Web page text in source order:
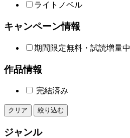
ライトノベル
キャンペーン情報
期間限定無料・試読増量中
作品情報
完結済み
クリア 絞り込む
ジャンル